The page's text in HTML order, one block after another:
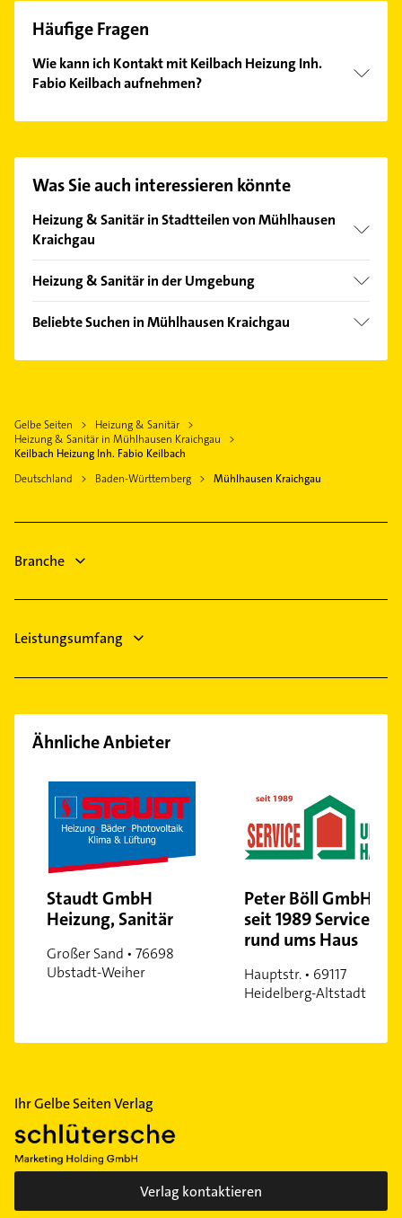
Häufige Fragen
Wie kann ich Kontakt mit Keilbach Heizung Inh.
Fabio Keilbach aufnehmen?
finden Sie alleKontaktdaten.
Was Sie auch interessieren könnte
Heizung & Sanitär in Stadtteilen von Mühlhausen
Kraichgau
Rettigheim
Heizung & Sanitär in der Umgebung
Östringen
Walldorf Baden
Sandhausen Baden
Beliebte Suchen in Mühlhausen Kraichgau
Gartenbau & Landschaftsbau
Elektroinstallation
Elektriker
Physiotherapie
Gelbe Seiten
Heizung & Sanitär
Heizung & Sanitär in Mühlhausen Kraichgau
Keilbach Heizung Inh. Fabio Keilbach
Deutschland
Baden-Württemberg Mühlhausen Kraichgau
Branche
Leistungsumfang
Ähnliche Anbieter
Staudt GmbH
Heizung, Sanitär
Großer Sand • 76698
Ubstadt-Weiher
Peter Böll GmbH -
seit 1989 Service
rund ums Haus
Hauptstr. • 69117
Heidelberg-Altstadt
Ihr Gelbe Seiten Verlag
Verlag kontaktieren